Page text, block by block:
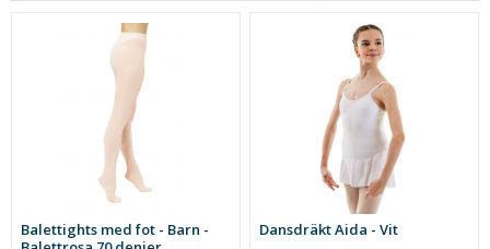
Balettights med fot - Barn -
Dansdräkt Aida - Vit